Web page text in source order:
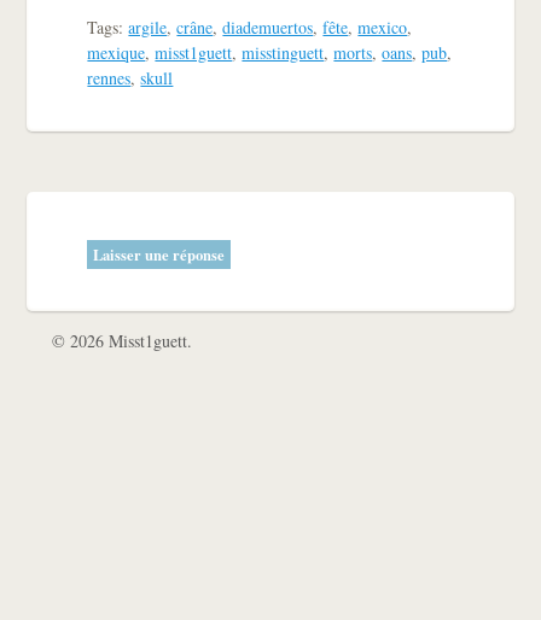
Tags: argile,crâne,diademuertos,fête,mexico,
mexique,misst1guett,misstinguett,morts,oans,pub,
rennes,skull
Laisser une réponse
© 2026 Misst1guett.